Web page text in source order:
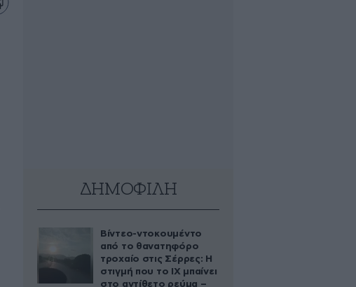
ΔΗΜΟΦΙΛΗ
Βίντεο-ντοκουμέντο
από το θανατηφόρο
τροχαίο στις Σέρρες: Η
στιγμή που το ΙΧ μπαίνει
στο αντίθετο ρεύμα –